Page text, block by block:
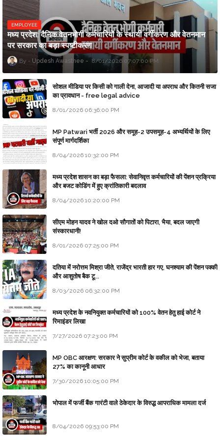
EMPLOYEE
मध्य प्रदेश: दैनिक वेतनभोगी कर्मचारियों के स्थायी वर्गीकरण और वेतनमान
पर सरकार का बड़ा स्पष्टीकरण
Updesh Awasthee 8/01/2026 07:07:00 PM
सोशल मीडिया पर किसी को गाली देना, आजादी या अपराध और कितनी सजा
का प्रावधान - free legal advice
8/01/2026 06:36:00 PM
MP Patwari भर्ती 2026 और समूह-2 उपसमूह-4 अभ्यर्थियों के लिए
संपूर्ण मार्गदर्शिका
8/04/2026 10:32:00 PM
मध्य प्रदेश शासन का बड़ा फैसला: सेवानिवृत्त कर्मचारियों की पेंशन प्रक्रिया
और बजट कोडिंग में हुए क्रांतिकारी बदलाव
8/04/2026 10:20:00 PM
सीएम मोहन यादव ने खोल दओ सौगातों को पिटारा, भैया, बदल जाएगी
संस्कारधानी!
8/01/2026 07:25:00 PM
दतिया में नरोत्तम मिश्रा जीते, राजेंद्र भारती हार गए, घनश्याम की पेंशन पक्की
और आशुतोष बैक टू...
8/03/2026 06:32:00 PM
मध्य प्रदेश के नवनियुक्त कर्मचारियों को 100% वेतन हेतु हाई कोर्ट ने
रिमाइंडर लिखा
7/27/2026 07:23:00 PM
MP OBC आरक्षण: सरकार ने सुप्रीम कोर्ट के वकील को भेजा, बताया
27% का कानूनी आधार
7/30/2026 10:05:00 PM
भोपाल में फर्जी बैंक गारंटी वाले ठेकेदार के विरुद्ध आपराधिक मामला दर्ज
8/04/2026 09:53:00 PM